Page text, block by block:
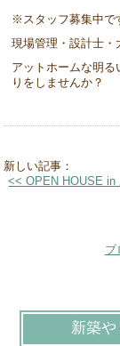
※スタッフ募集中で
現場管理・設計士・
アットホームな明る
りをしませんか？
新しい記事：
<< OPEN HOUSE in
ブ
新築や